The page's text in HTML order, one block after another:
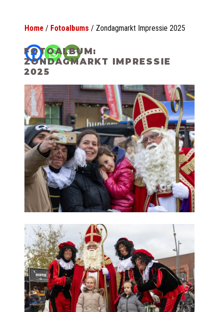
Home / Fotoalbums / Zondagmarkt Impressie 2025
FOTOALBUM:
ZONDAGMARKT IMPRESSIE
2025